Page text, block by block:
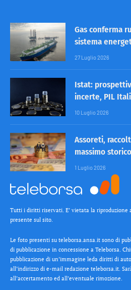
Gas conferma
sistema
27 Luglio 2026
Istat:
incerte, PIL
10 Luglio 2026
Assoreti,
massimo
1 Luglio 2026
Tutti i diritti riservati. E’ vietata la riproduzione
presente sul sito.
Le foto presenti su teleborsa.ansa.it sono di
di pubblicazione in concessione a Teleborsa.
pubblicazione di un’immagine leda diritti di
all’indirizzo di e-mail redazione teleborsa.it.
all’accertamento ed all’eventuale rimozione.